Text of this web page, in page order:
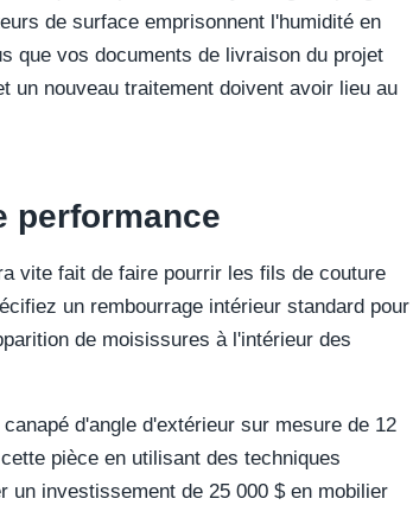
de surface emprisonnent l'humidité en
que vos documents de livraison du projet
un nouveau traitement doivent avoir lieu au
performance
vite fait de faire pourrir les fils de couture
un rembourrage intérieur standard pour
de moisissures à l'intérieur des
d'angle d'extérieur sur mesure de 12
pièce en utilisant des techniques
investissement de 25 000 $ en mobilier